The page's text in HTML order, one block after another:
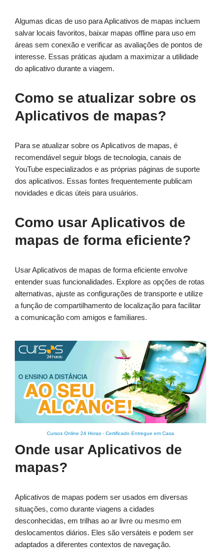
Algumas dicas de uso para Aplicativos de mapas incluem
salvar locais favoritos, baixar mapas offline para uso em
áreas sem conexão e verificar as avaliações de pontos de
interesse. Essas práticas ajudam a maximizar a utilidade
do aplicativo durante a viagem.
Como se atualizar sobre os
Aplicativos de mapas?
Para se atualizar sobre os Aplicativos de mapas, é
recomendável seguir blogs de tecnologia, canais de
YouTube especializados e as próprias páginas de suporte
dos aplicativos. Essas fontes frequentemente publicam
novidades e dicas úteis para usuários.
Como usar Aplicativos de
mapas de forma eficiente?
Usar Aplicativos de mapas de forma eficiente envolve
entender suas funcionalidades. Explore as opções de rotas
alternativas, ajuste as configurações de transporte e utilize
a função de compartilhamento de localização para facilitar
a comunicação com amigos e familiares.
Cursos Online 24 Horas - Certificado Entregue em Casa
Onde usar Aplicativos de
mapas?
Aplicativos de mapas podem ser usados em diversas
situações, como durante viagens a cidades
desconhecidas, em trilhas ao ar livre ou mesmo em
deslocamentos diários. Eles são versáteis e podem ser
adaptados a diferentes contextos de navegação.